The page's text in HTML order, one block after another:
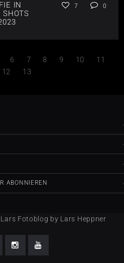
IN
SHOTS
7 0
6 7 8 9 10
11
12
13
ABONNIEREN
Fotoblog by Lars Heppner